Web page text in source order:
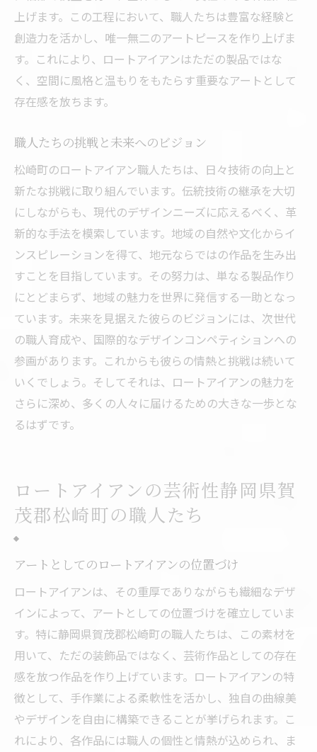
上げます。この工程において、職人たちは豊富な経験と
創造力を活かし、唯一無二のアートピースを作り上げま
す。これにより、ロートアイアンはただの製品ではな
く、空間に風格と温もりをもたらす重要なアートとして
存在感を放ちます。
職人たちの挑戦と未来へのビジョン
松崎町のロートアイアン職人たちは、日々技術の向上と
新たな挑戦に取り組んでいます。伝統技術の継承を大切
にしながらも、現代のデザインニーズに応えるべく、革
新的な手法を模索しています。地域の自然や文化からイ
ンスピレーションを得て、地元ならではの作品を生み出
すことを目指しています。その努力は、単なる製品作り
にとどまらず、地域の魅力を世界に発信する一助となっ
ています。未来を見据えた彼らのビジョンには、次世代
の職人育成や、国際的なデザインコンペティションへの
参画があります。これからも彼らの情熱と挑戦は続いて
いくでしょう。そしてそれは、ロートアイアンの魅力を
さらに深め、多くの人々に届けるための大きな一歩とな
るはずです。
ロートアイアンの芸術性静岡県賀
茂郡松崎町の職人たち
アートとしてのロートアイアンの位置づけ
ロートアイアンは、その重厚でありながらも繊細なデザ
インによって、アートとしての位置づけを確立していま
す。特に静岡県賀茂郡松崎町の職人たちは、この素材を
用いて、ただの装飾品ではなく、芸術作品としての存在
感を放つ作品を作り上げています。ロートアイアンの特
徴として、手作業による柔軟性を活かし、独自の曲線美
やデザインを自由に構築できることが挙げられます。こ
れにより、各作品には職人の個性と情熱が込められ、ま